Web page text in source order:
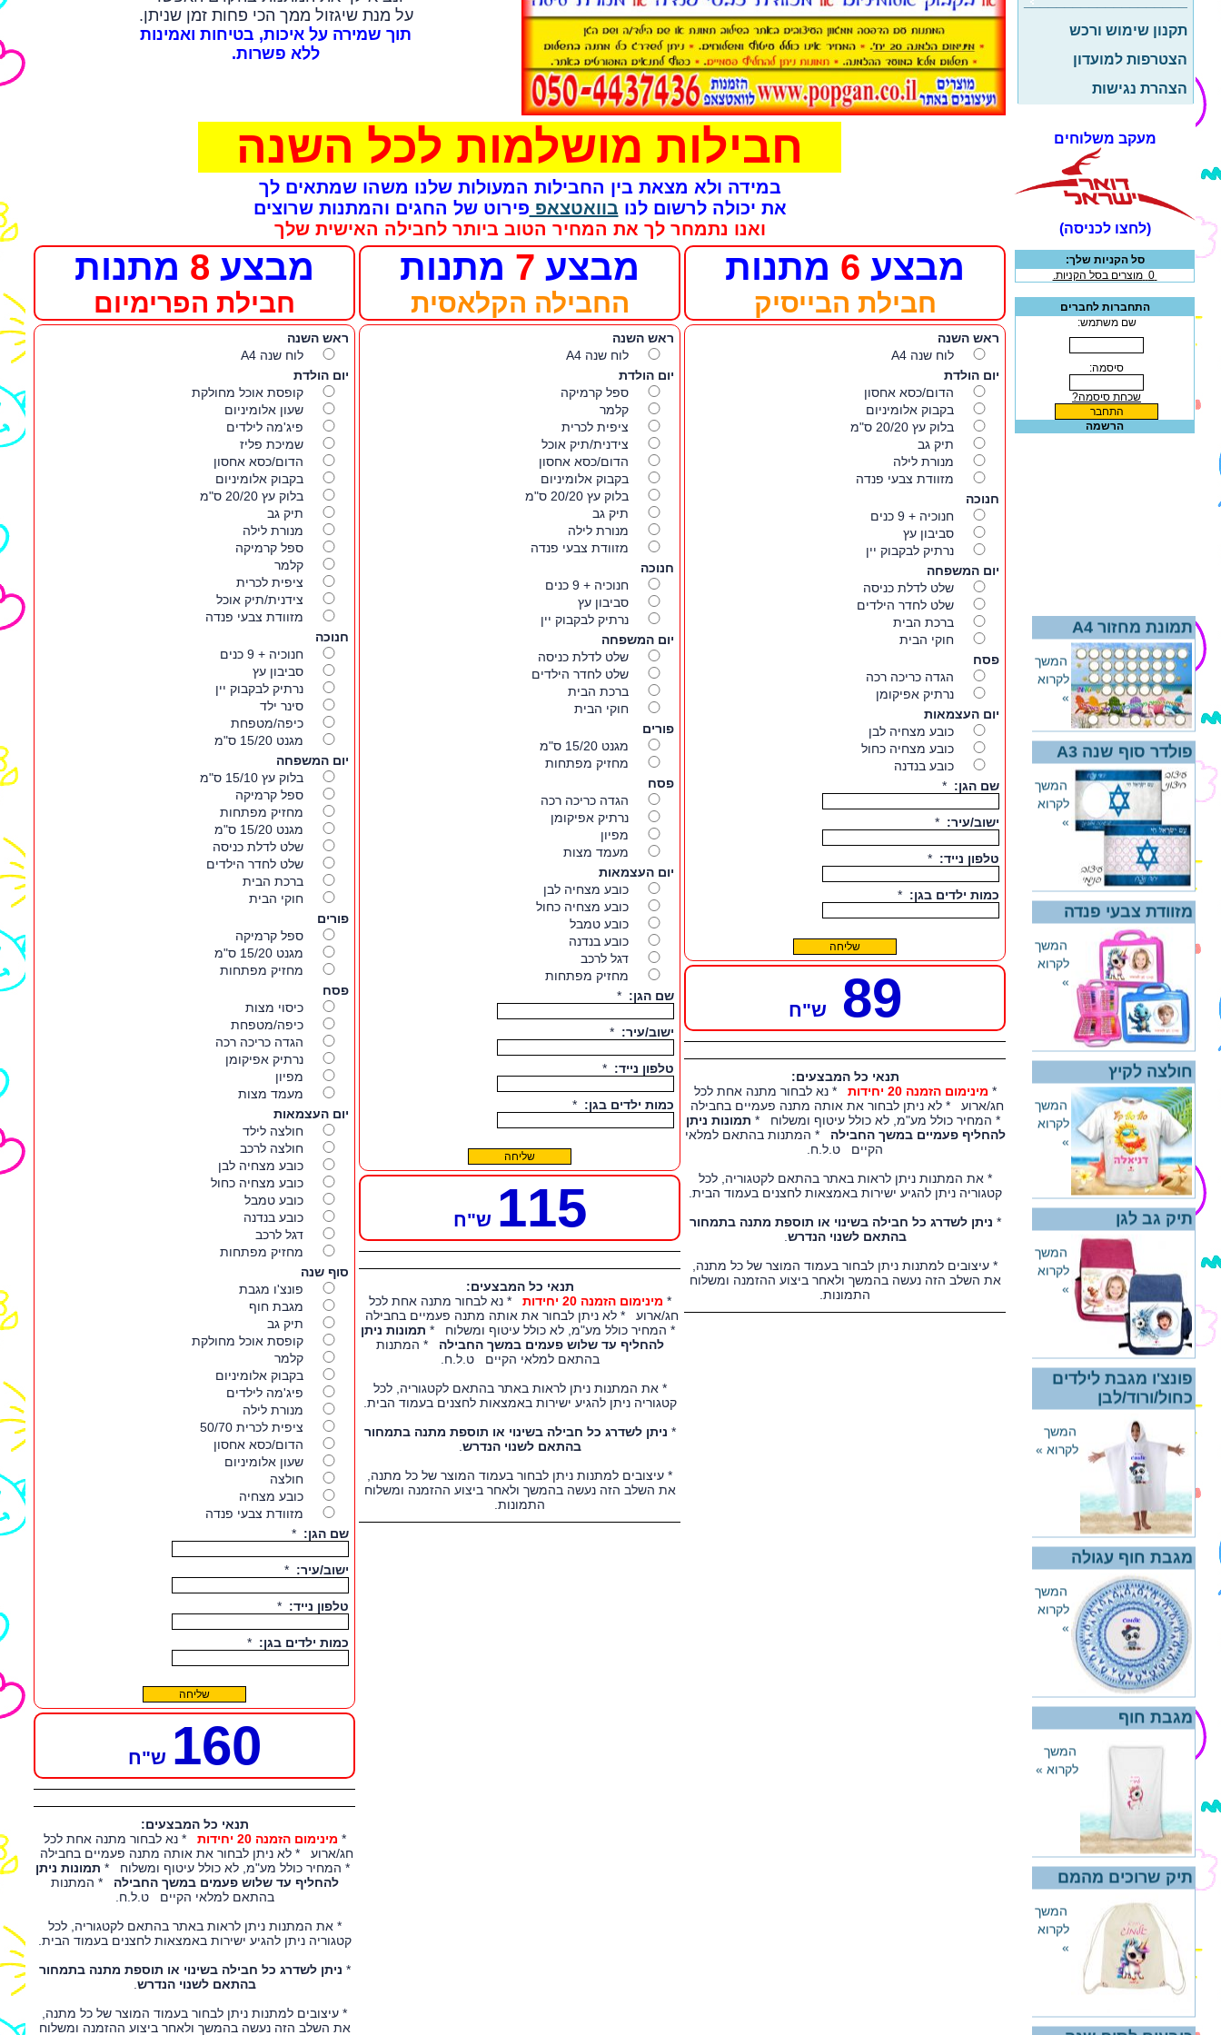
תקנון שימוש ורכש
בפופגן
הצטרפות למועדון
"פופגן"
הצהרת נגישות
מעקב משלוחים
(לחצו לכניסה)
סל הקניות שלך:
0 מוצרים בסל הקניות.
התחברות לחברים
שם משתמש:
סיסמה:
שכחת סיסמה?
הרשמה
תמונת מחזור A4
המשך
»
פולדר סוף שנה A3
המשך
מזוודת צבעי פנדה
המשך
חולצה לקיץ
המשך
תיק גב לגן
המשך
פונצ'ו מגבת לילדים
כחול/ורוד/לבן
המשך
מגבת חוף עגולה
המשך
מגבת חוף
המשך
תיק שרוכים מהמם
המשך
על מנת שיגזול ממך הכי פחות זמן שניתן.
תוך שמירה על איכות, בטיחות ואמינות
ללא פשרות.
חבילות מושלמות לכל השנה
במידה ולא מצאת בין החבילות המעולות שלנו משהו שמתאים לך
את יכולה לרשום לנו בוואטצאפ פירוט של החגים והמתנות שרוצים
ואנו נתמחר לך את המחיר הטוב ביותר לחבילה האישית שלך
מבצע 6 מתנות
חבילת הבייסיק
89 ש"ח
תנאי כל המבצעים:
* מינימום הזמנה 20 יחידות
* נא לבחור מתנה אחת לכל
חג/ארוע * לא ניתן לבחור את אותה מתנה פעמיים בחבילה
* המחיר כולל מע"מ, לא כולל עיטוף ומשלוח * תמונות ניתן
להחליף פעמיים במשך החבילה * המתנות בהתאם למלאי
הקיים ט.ל.ח.
* את המתנות ניתן לראות באתר בהתאם לקטגוריה, לכל
קטגוריה ניתן להגיע ישירות באמצאות לחצנים בעמוד הבית.
* ניתן לשדרג כל חבילה בשינוי או תוספת מתנה בתמחור
בהתאם לשנוי הנדרש
* עיצובים למתנות ניתן לבחור בעמוד המוצר של כל מתנה,
את השלב הזה נעשה בהמשך ולאחר ביצוע ההזמנה ומשלוח
התמונות.
מבצע 7 מתנות
החבילה הקלאסית
115 ש"ח
תנאי כל המבצעים:
* מינימום הזמנה 20 יחידות
* נא לבחור מתנה אחת לכל
חג/ארוע * לא ניתן לבחור את אותה מתנה פעמיים בחבילה
* המחיר כולל מע"מ, לא כולל עיטוף ומשלוח * תמונות ניתן
להחליף עד שלוש פעמים במשך החבילה * המתנות
בהתאם למלאי הקיים ט.ל.ח.
* את המתנות ניתן לראות באתר בהתאם לקטגוריה, לכל
קטגוריה ניתן להגיע ישירות באמצאות לחצנים בעמוד הבית.
* ניתן לשדרג כל חבילה בשינוי או תוספת מתנה בתמחור
בהתאם לשנוי הנדרש
* עיצובים למתנות ניתן לבחור בעמוד המוצר של כל מתנה,
את השלב הזה נעשה בהמשך ולאחר ביצוע ההזמנה ומשלוח
התמונות.
מבצע 8 מתנות
חבילת הפרימיום
160 ש"ח
תנאי כל המבצעים:
* מינימום הזמנה 20 יחידות
* נא לבחור מתנה אחת לכל
חג/ארוע * לא ניתן לבחור את אותה מתנה פעמיים בחבילה
* המחיר כולל מע"מ, לא כולל עיטוף ומשלוח * תמונות ניתן
להחליף עד שלוש פעמים במשך החבילה * המתנות
בהתאם למלאי הקיים ט.ל.ח.
* את המתנות ניתן לראות באתר בהתאם לקטגוריה, לכל
קטגוריה ניתן להגיע ישירות באמצאות לחצנים בעמוד הבית.
* ניתן לשדרג כל חבילה בשינוי או תוספת מתנה בתמחור
בהתאם לשנוי הנדרש
* עיצובים למתנות ניתן לבחור בעמוד המוצר של כל מתנה,
את השלב הזה נעשה בהמשך ולאחר ביצוע ההזמנה ומשלוח